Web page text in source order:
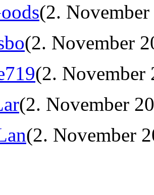
(2.
(2. November
(2. November
(2. November
(2. November